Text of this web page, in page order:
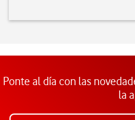
Ponte al día con las
la